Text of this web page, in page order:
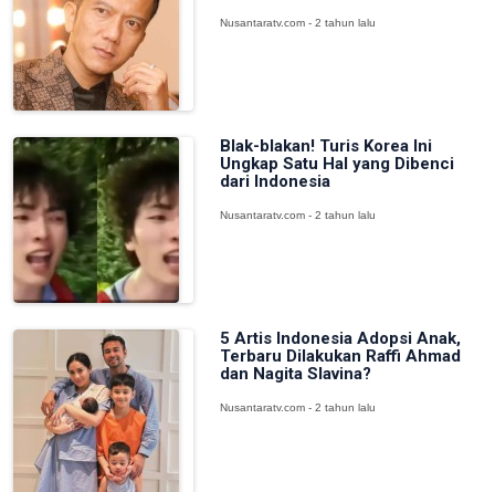
Nusantaratv.com - 2 tahun lalu
Blak-blakan! Turis Korea Ini
Ungkap Satu Hal yang Dibenci
dari Indonesia
Nusantaratv.com - 2 tahun lalu
5 Artis Indonesia Adopsi Anak,
Terbaru Dilakukan Raffi Ahmad
dan Nagita Slavina?
Nusantaratv.com - 2 tahun lalu